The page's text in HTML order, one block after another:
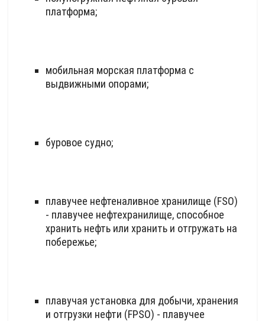
платформа;
мобильная морская платформа с
выдвижными опорами;
буровое судно;
плавучее нефтеналивное хранилище (FSO)
- плавучее нефтехранилище, способное
хранить нефть или хранить и отгружать на
побережье;
плавучая установка для добычи, хранения
и отгрузки нефти (FPSO) - плавучее